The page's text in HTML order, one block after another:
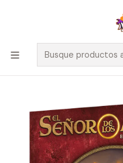
🚀 ¡Despachamos a todo Chile!
$100.000 y a RM sobre $35.000
Inicio Juegos de Mesa
El Señor de los Anillos LCG -
saga - Español